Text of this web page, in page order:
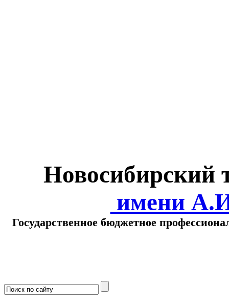
Новосибирский
имени
Государственное бюджетное